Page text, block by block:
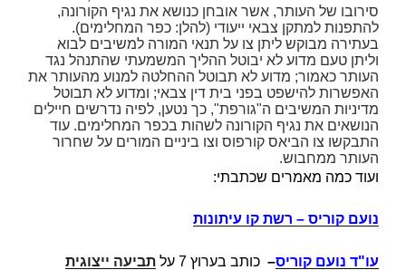
סירובו של העותר, אשר אובחן כנושא את נגיף הקורונה,
להתפנות למתקן צבאי ייעודי (להלן: כפר המחלימים).
בעתירה מבוקש ליתן צו על תנאי המורה למשיבים לבוא
וליתן טעם מדוע לא יבוטל ההליך המשמעתי שהתנהל נגד
העותר כאמור; מדוע לא תבוטל ההחלטה למנוע מהעותר את
האפשרות להישפט בפני בית דין צבאי; ומדוע לא תבוטל
מדיניות המשיבים ה"גורפת", כך נטען, לפיה נדרשים חיילים
הנושאים את נגיף הקורונה לשהות בכפר המחלימים. עוד
התבקשו צו הביאס קורפוס וצו ביניים המורים על שחרור
העותר ממחבוש.
ועוד כמה מאמרים שכתבתי:
נועם קוריס – רשת קו עיתונות
עו"ד נועם קוריס– כותב בערוץ 7 על תביעה ייצוגית